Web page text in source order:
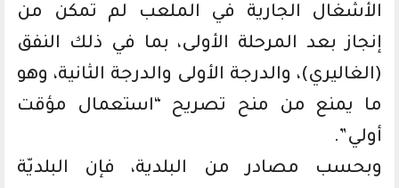
الأشغال الجارية في الملعب لم تمكن من
إنجاز بعد المرحلة الأولى، بما في ذلك النفق
(الغاليري)، والدرجة الأولى والدرجة الثانية، وهو
ما يمنع من منح تصريح “استعمال مؤقت
أولي”.
وبحسب مصادر من البلدية، فإن البلديّة